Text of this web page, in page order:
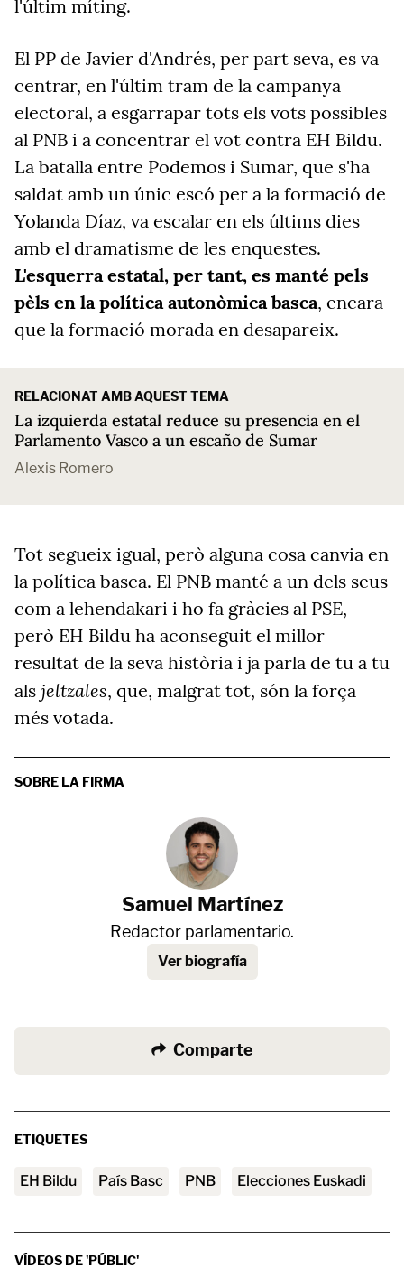
l'últim míting.
El PP de Javier d'Andrés, per part seva, es va
centrar, en l'últim tram de la campanya
electoral, a esgarrapar tots els vots possibles
al PNB i a concentrar el vot contra EH Bildu.
La batalla entre Podemos i Sumar, que s'ha
saldat amb un únic escó per a la formació de
Yolanda Díaz, va escalar en els últims dies
amb el dramatisme de les enquestes.
L'esquerra estatal, per tant, es manté pels
pèls en la política autonòmica basca, encara
que la formació morada en desapareix.
RELACIONAT AMB AQUEST TEMA
La izquierda estatal reduce su presencia en el
Parlamento Vasco a un escaño de Sumar
Alexis Romero
Tot segueix igual, però alguna cosa canvia en
la política basca. El PNB manté a un dels seus
com a lehendakari i ho fa gràcies al PSE,
però EH Bildu ha aconseguit el millor
resultat de la seva història i ja parla de tu a tu
als jeltzales, que, malgrat tot, són la força
més votada.
SOBRE LA FIRMA
Samuel Martínez
Redactor parlamentario.
Ver biografía
Comparte
ETIQUETES
EH Bildu País Basc PNB Elecciones Euskadi
VÍDEOS DE 'PÚBLIC'